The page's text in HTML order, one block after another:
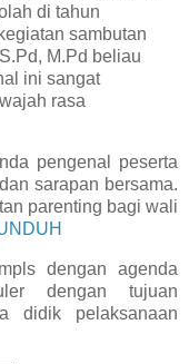
di tahun
sambutan
M.Pd beliau
ini sangat
rasa
pengenal peserta
sarapan bersama.
parenting bagi wali
dengan agenda
dengan tujuan
didik pelaksanaan